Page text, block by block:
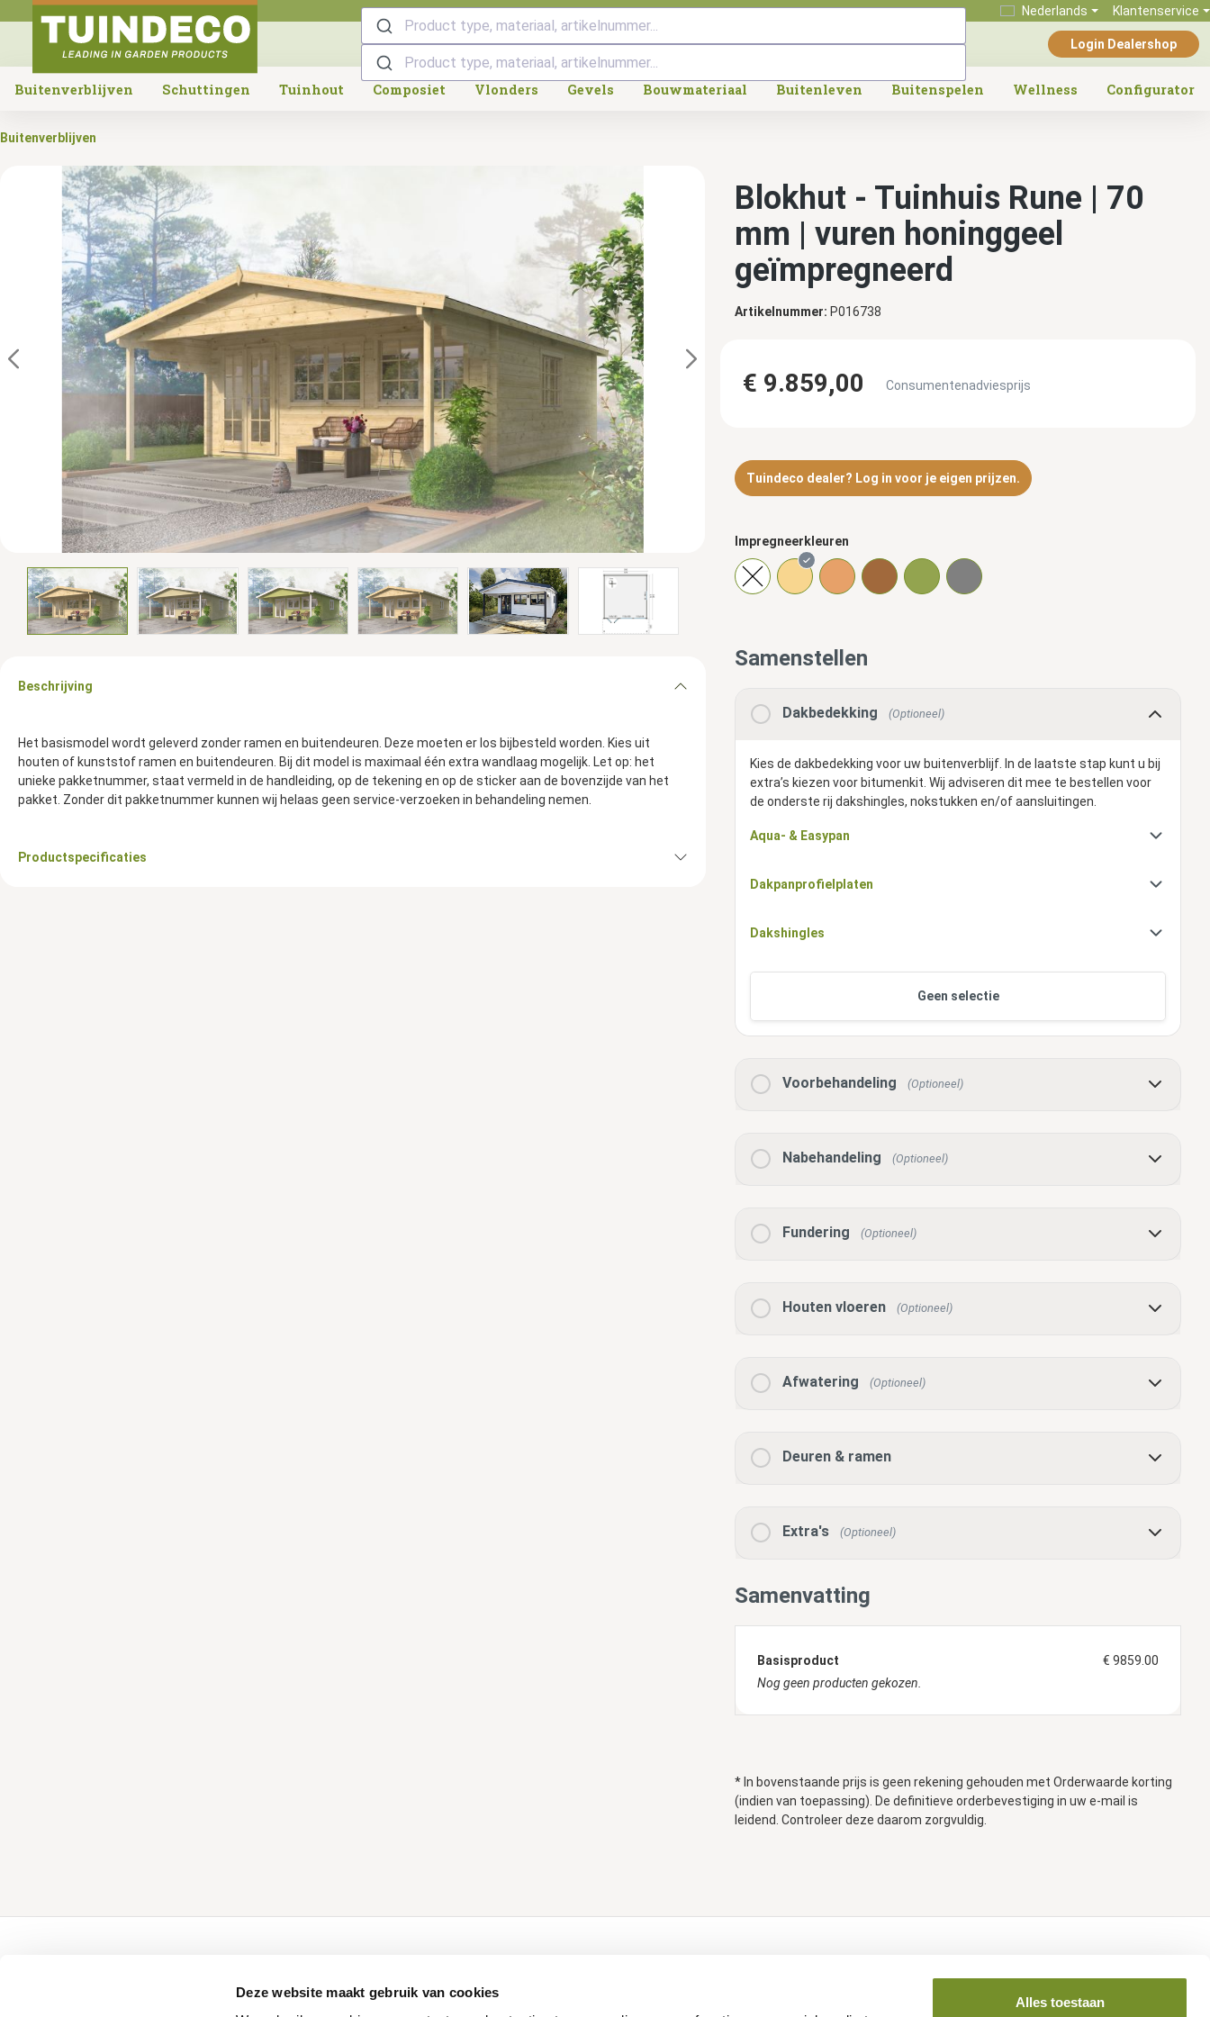
Deze website maakt gebruik van cookies
Alles toestaan
search Skip to main navigation
Nederlands Klantenservice
Product type, materiaal, artikelnummer...
Login Dealershop
Buitenverblijven Schuttingen Tuinhout Composiet Vlonders Gevels Bouwmateriaal Buitenleven Buitenspelen Wellness Configurator
Buitenverblijven
Beschrijving
Het basismodel wordt geleverd zonder ramen en buitendeuren. Deze moeten er los bijbesteld worden. Kies uit
houten of kunststof ramen en buitendeuren. Bij dit model is maximaal één extra wandlaag mogelijk. Let op: het
unieke pakketnummer, staat vermeld in de handleiding, op de tekening en op de sticker aan de bovenzijde van het
pakket. Zonder dit pakketnummer kunnen wij helaas geen service-verzoeken in behandeling nemen.
Productspecificaties
Blokhut - Tuinhuis Rune | 70
mm | vuren honinggeel
geïmpregneerd
Artikelnummer: P016738
€ 9.859,00 Consumentenadviesprijs
Tuindeco dealer? Log in voor je eigen prijzen.
Impregneerkleuren
Samenstellen
Dakbedekking (Optioneel)
Kies de dakbedekking voor uw buitenverblijf. In de laatste stap kunt u bij
extra’s kiezen voor bitumenkit. Wij adviseren dit mee te bestellen voor
de onderste rij dakshingles, nokstukken en/of aansluitingen.
Aqua- & Easypan
Dakpanprofielplaten
Dakshingles
Geen selectie
Voorbehandeling (Optioneel)
Nabehandeling (Optioneel)
Fundering (Optioneel)
Houten vloeren (Optioneel)
Afwatering (Optioneel)
Deuren & ramen
Extra's (Optioneel)
Samenvatting
Basisproduct
€ 9859.00
Nog geen producten gekozen.
* In bovenstaande prijs is geen rekening gehouden met Orderwaarde korting
(indien van toepassing). De definitieve orderbevestiging in uw e-mail is
leidend. Controleer deze daarom zorgvuldig.
Volg ons op social media